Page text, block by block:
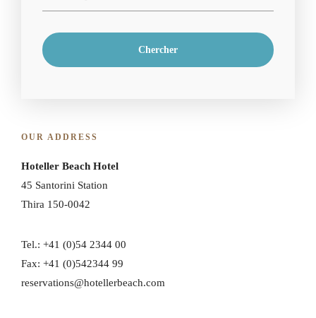
OUR ADDRESS
Hoteller Beach Hotel
45 Santorini Station
Thira 150-0042
Tel.: +41 (0)54 2344 00
Fax: +41 (0)542344 99
reservations@hotellerbeach.com